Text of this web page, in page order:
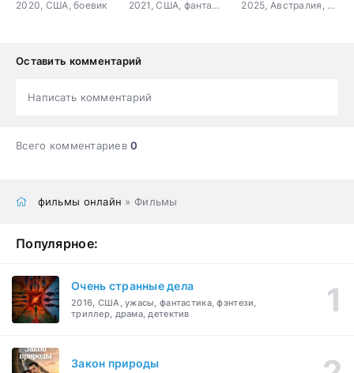
2020, США, боевик
2021, США, фантастика, боевик, приключения
2025, Австралия, фантастика, триллер, криминал
Оставить комментарий
Написать комментарий
Всего комментариев0
фильмы онлайн » Фильмы
Популярное:
Очень странные дела
2016, США, ужасы, фантастика, фэнтези,
триллер, драма, детектив
Закон природы